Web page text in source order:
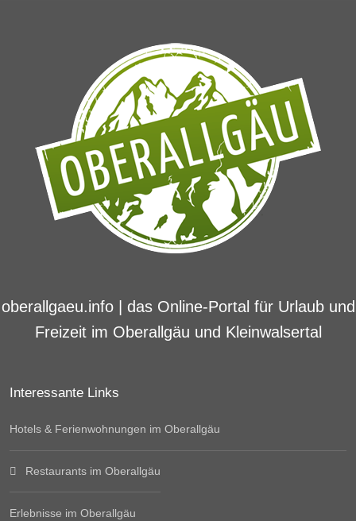
oberallgaeu.info | das Online-Portal für Urlaub und
Freizeit im Oberallgäu und Kleinwalsertal
Interessante Links
Hotels & Ferienwohnungen im Oberallgäu
Restaurants im Oberallgäu
Erlebnisse im Oberallgäu